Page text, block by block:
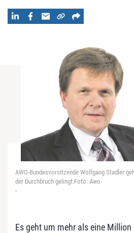
AWO-Bundesvorsitzende Wolfgang Stadler
der Durchbruch gelingt.Foto: Awo
-
Es geht um mehr als eine